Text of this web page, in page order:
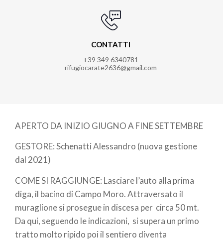
CONTATTI
+39 349 6340781
rifugiocarate2636@gmail.com
APERTO DA INIZIO GIUGNO A FINE SETTEMBRE
GESTORE: Schenatti Alessandro (nuova gestione
dal 2021)
COME SI RAGGIUNGE: Lasciare l’auto alla prima
diga, il bacino di Campo Moro. Attraversato il
muraglione si prosegue in discesa per circa 50 mt.
Da qui, seguendo le indicazioni, si supera un primo
tratto molto ripido poi il sentiero diventa